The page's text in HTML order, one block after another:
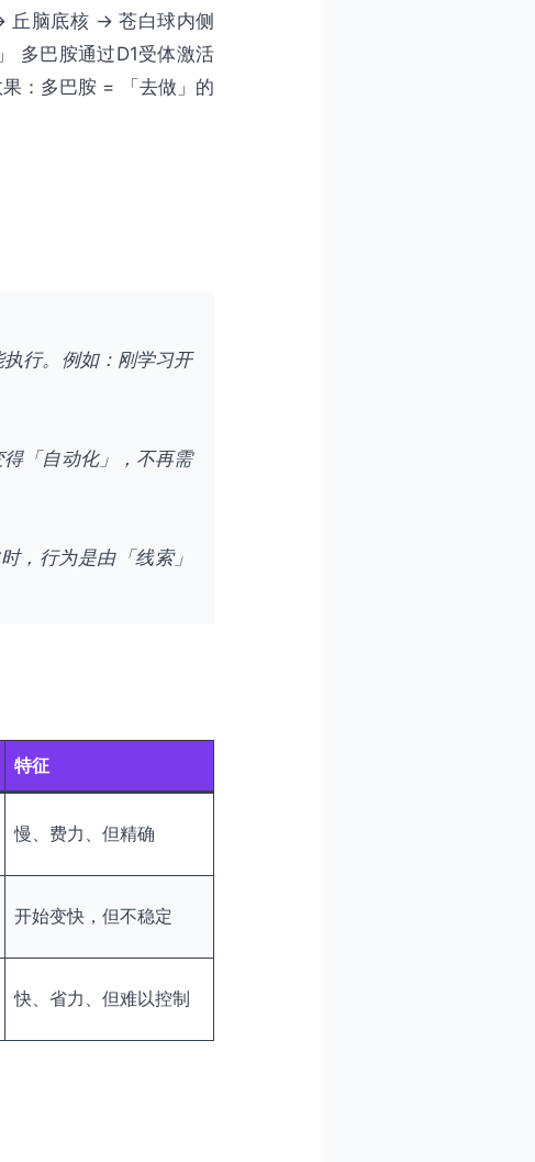
丘脑底核 → 苍白球内侧
多巴胺通过D1受体激活
：多巴胺 = 「去做」的
行。例如：刚学习开
「自动化」，不再需
，行为是由「线索」
特征
慢、费力、但精确
开始变快，但不稳定
快、省力、但难以控制